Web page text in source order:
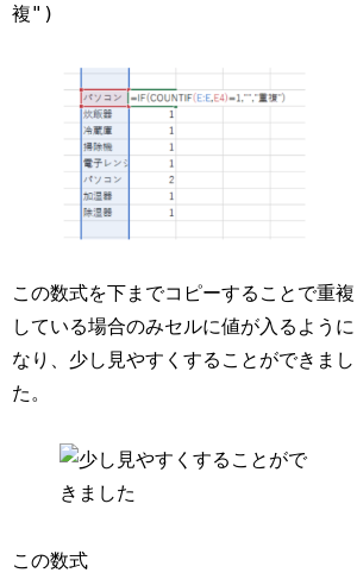
複")
この数式を下までコピーすることで重複
している場合のみセルに値が入るように
なり、少し見やすくすることができまし
た。
この数式